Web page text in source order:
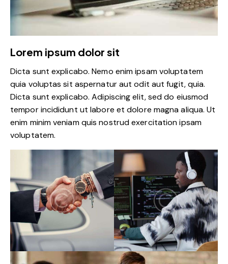
Lorem ipsum dolor sit
Dicta sunt explicabo. Nemo enim ipsam voluptatem
quia voluptas sit aspernatur aut odit aut fugit, quia.
Dicta sunt explicabo. Adipiscing elit, sed do eiusmod
tempor incididunt ut labore et dolore magna aliqua. Ut
enim minim veniam quis nostrud exercitation ipsam
voluptatem.